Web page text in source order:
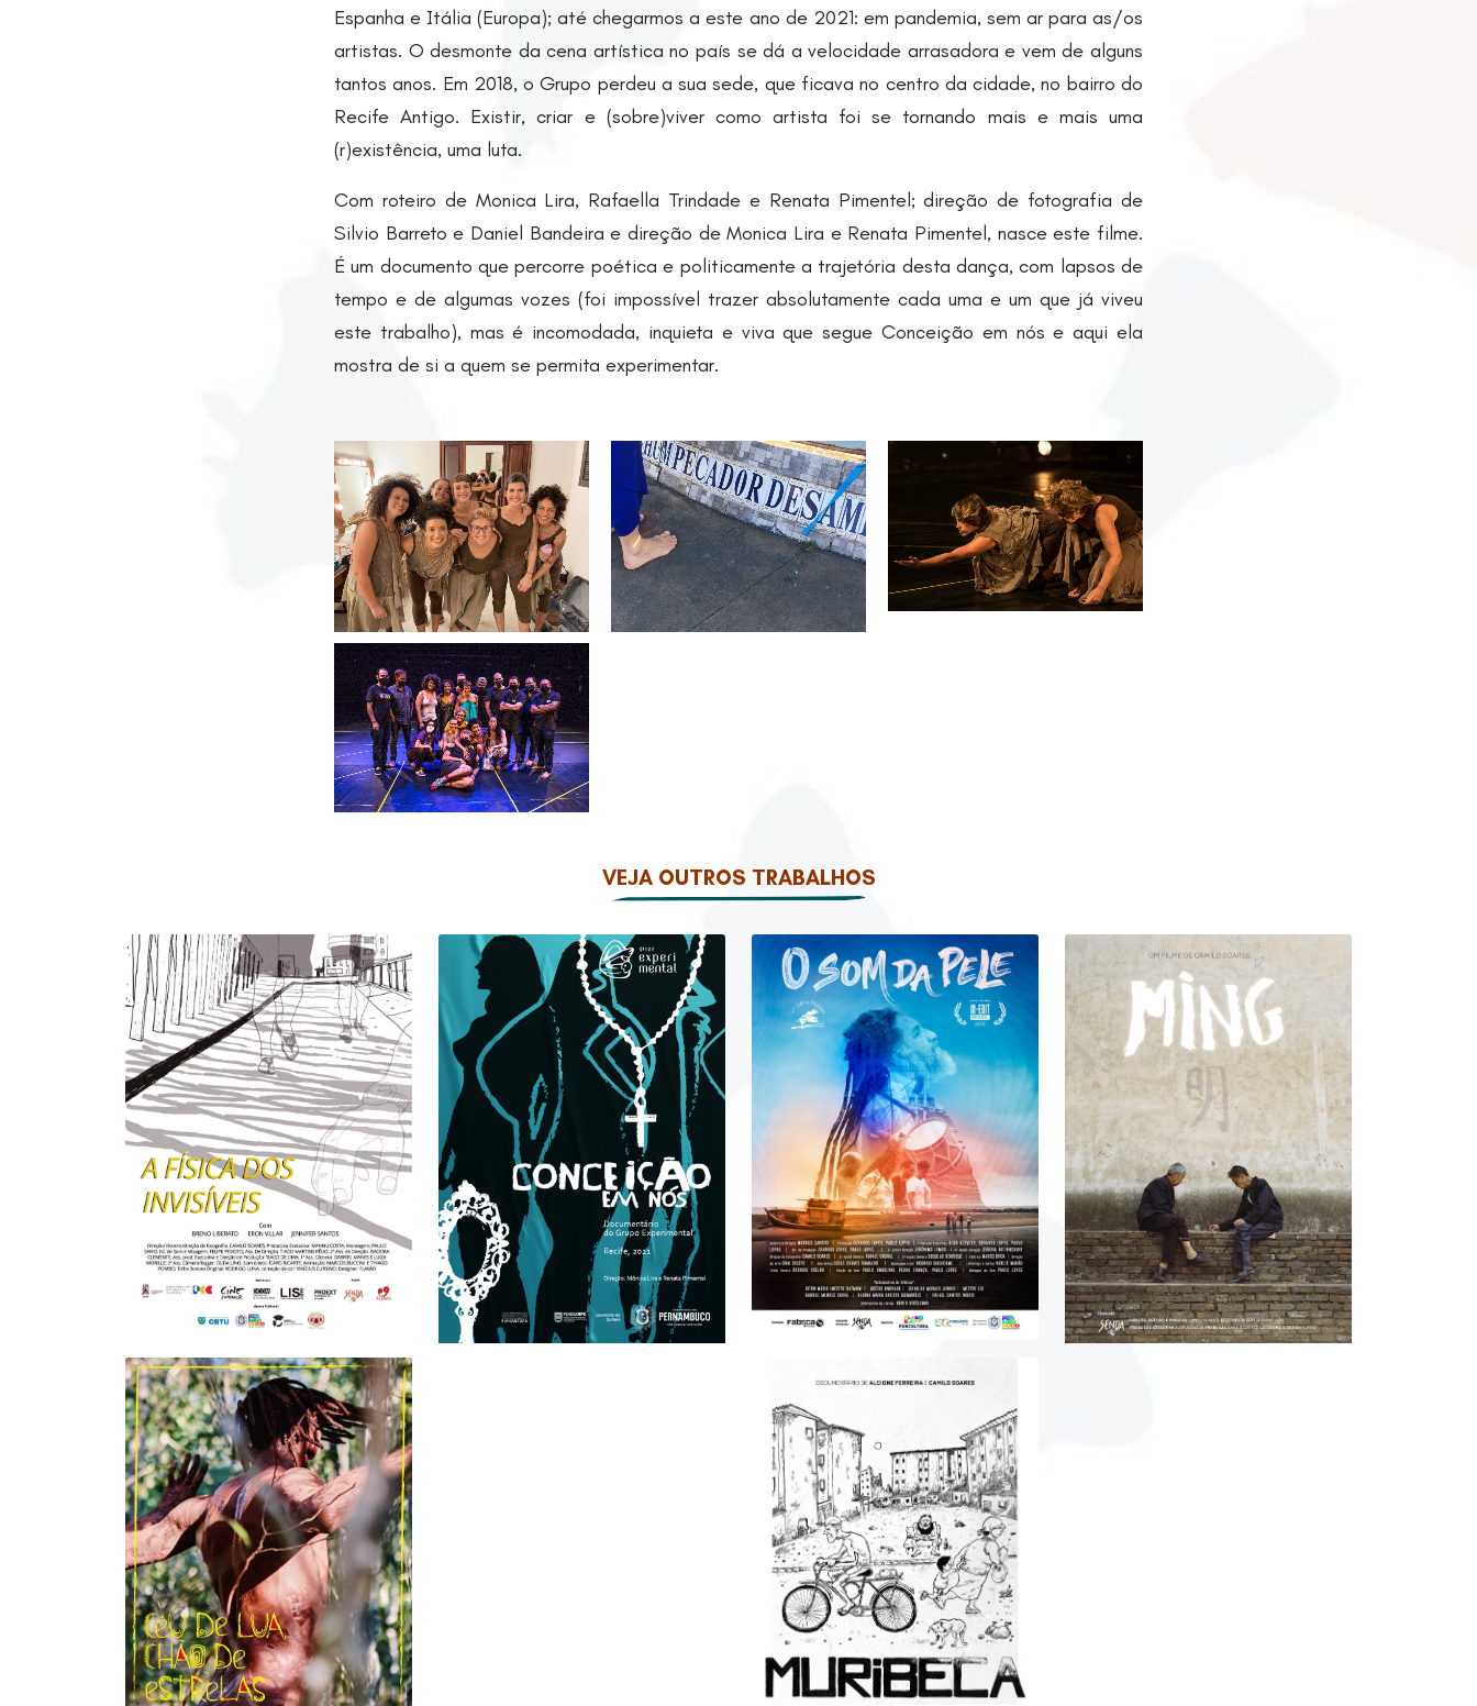
Espanha e Itália (Europa); até chegarmos a este ano de 2021: em pandemia, sem ar para as/os
artistas. O desmonte da cena artística no país se dá a velocidade arrasadora e vem de alguns
tantos anos. Em 2018, o Grupo perdeu a sua sede, que ficava no centro da cidade, no bairro do
Recife Antigo. Existir, criar e (sobre)viver como artista foi se tornando mais e mais uma
(r)existência, uma luta.
Com roteiro de Monica Lira, Rafaella Trindade e Renata Pimentel; direção de fotografia de
Silvio Barreto e Daniel Bandeira e direção de Monica Lira e Renata Pimentel, nasce este filme.
É um documento que percorre poética e politicamente a trajetória desta dança, com lapsos de
tempo e de algumas vozes (foi impossível trazer absolutamente cada uma e um que já viveu
este trabalho), mas é incomodada, inquieta e viva que segue Conceição em nós e aqui ela
mostra de si a quem se permita experimentar.
VEJA OUTROS TRABALHOS
A FÍSICA DOS
INVISÍVEIS
+ INFO
CONCEIÇÃO EM NÓS
+ INFO
O SOM DA PELE
> VÍDEO + INFO
MING
> VÍDEO + INFO
CÉU DE LUA, CHÃO DE
ESTRELAS
> VÍDEO + INFO
> VÍDEO + INFO